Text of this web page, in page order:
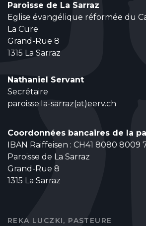
Paroisse de La Sarraz
Eglise évangélique réformée du
La Cure
Grand-Rue 8
1315 La Sarraz
Nathaniel Servant
Secrétaire
paroisse.la-sarraz(at)eerv.ch
Coordonnées bancaires de la
IBAN Raiffeisen : CH41 8080 8009
Paroisse de La Sarraz
Grand-Rue 8
1315 La Sarraz
REKA LUCZKI, PASTEURE